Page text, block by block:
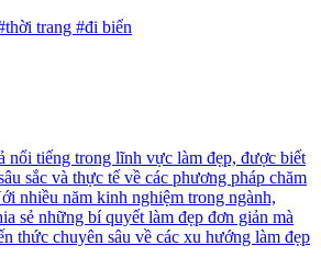
trang #đi biển
nổi tiếng trong lĩnh vực làm đẹp, được biết
sắc và thực tế về các phương pháp chăm
nhiều năm kinh nghiệm trong ngành,
sẻ những bí quyết làm đẹp đơn giản mà
thức chuyên sâu về các xu hướng làm đẹp